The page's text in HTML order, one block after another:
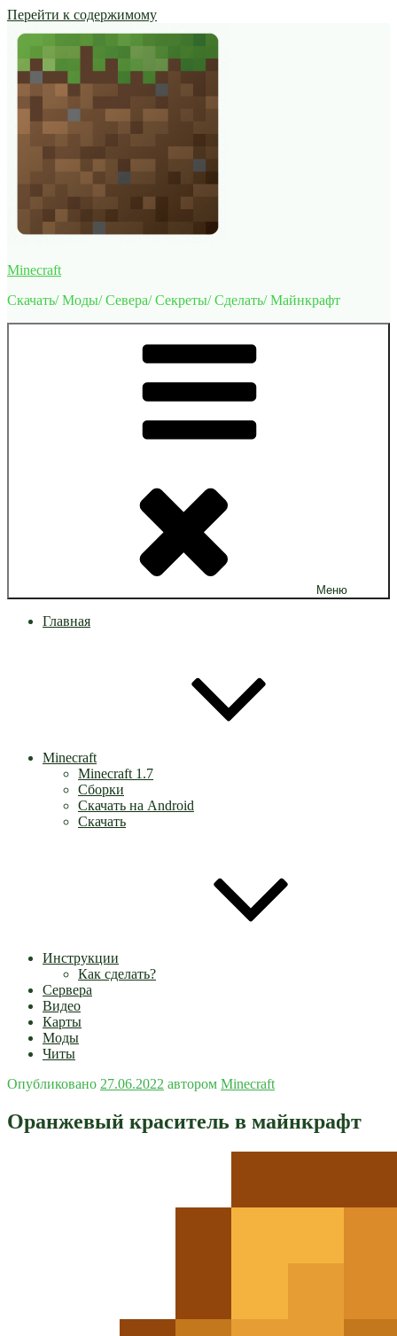
Перейти к содержимому
Minecraft
Скачать/ Моды/ Севера/ Секреты/ Сделать/ Майнкрафт
Меню
Главная
Minecraft
Minecraft 1.7
Сборки
Скачать на Android
Скачать
Инструкции
Как сделать?
Сервера
Видео
Карты
Моды
Читы
Опубликовано 27.06.2022 автором Minecraft
Оранжевый краситель в майнкрафт